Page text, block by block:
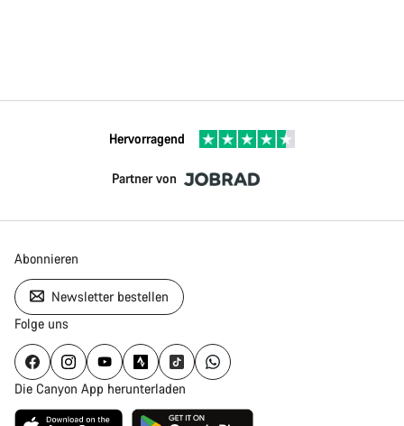
Hervorragend
Partner von
Abonnieren
Newsletter bestellen
Folge uns
Die Canyon App herunterladen